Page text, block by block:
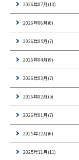
2026年07月(13)
2026年06月(8)
2026年05月(7)
2026年04月(9)
2026年03月(7)
2026年02月(5)
2026年01月(7)
2025年12月(6)
2025年11月(11)